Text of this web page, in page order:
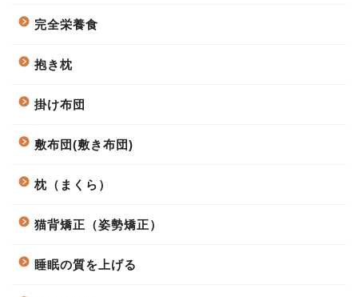
完全栄養食
抱き枕
掛け布団
敷布団(敷き布団)
枕（まくら）
猫背矯正（姿勢矯正）
睡眠の質を上げる